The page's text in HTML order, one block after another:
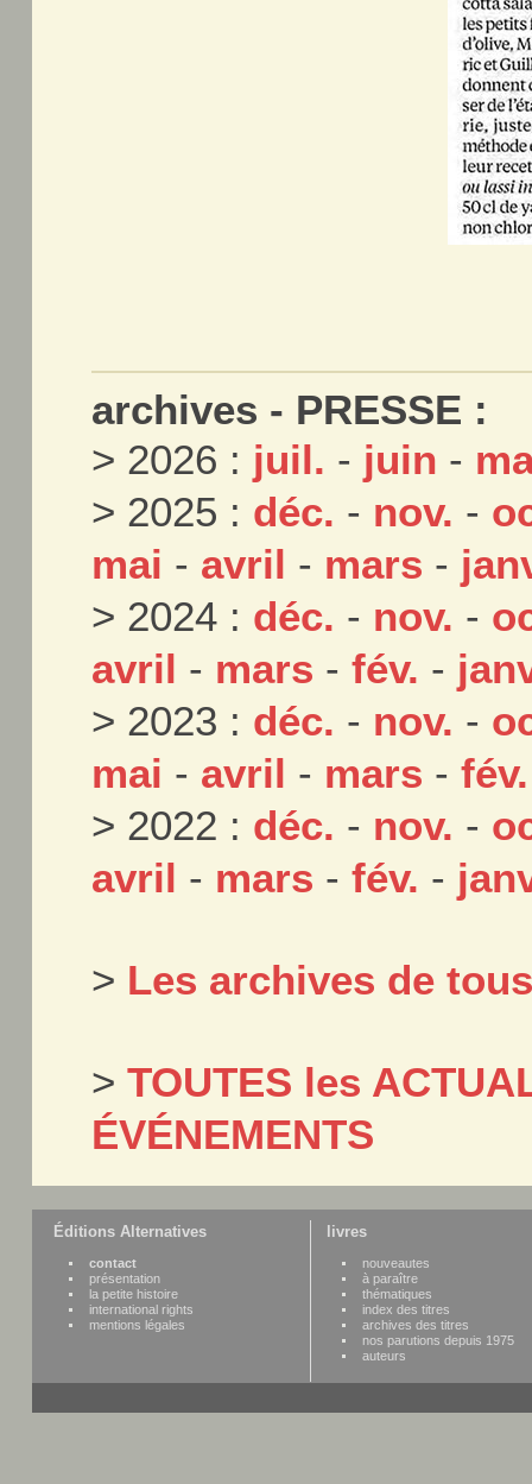
archives - PRESSE :
> 2026 : juil. - juin -
> 2025 : déc. - nov. -
mai - avril - mars -
> 2024 : déc. - nov. -
avril - mars -fév. -
> 2023 : déc. - nov. -
mai - avril - mars -fév.
> 2022 : déc. - nov. -
avril - mars -fév. -
> Les archives de
>TOUTES les
ÉVÉNEMENTS
Éditions Alternatives
contact
présentation
la petite histoire
international rights
mentions légales
livres
nouveautes
à paraître
thématiques
index des titres
archives des titres
nos parutions depuis 1975
auteurs